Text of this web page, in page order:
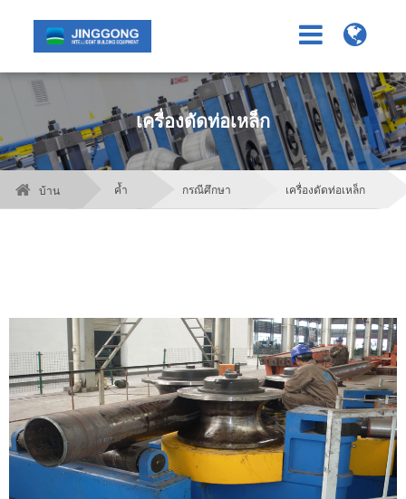
เครื่องดัดท่อเหล็ก
บ้าน ค้ำ กรณีศึกษา เครื่องดัดท่อเหล็ก